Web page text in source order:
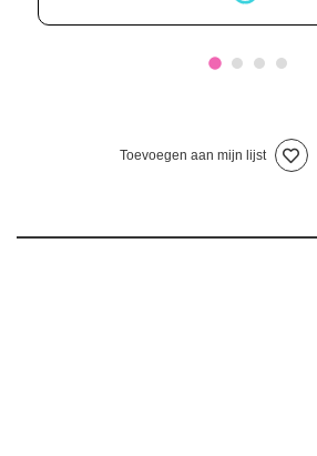
Toevoegen aan mijn lijst